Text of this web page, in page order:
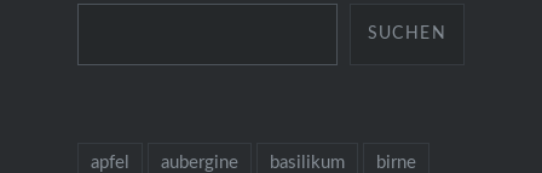
SUCHEN
apfel aubergine basilikum birne